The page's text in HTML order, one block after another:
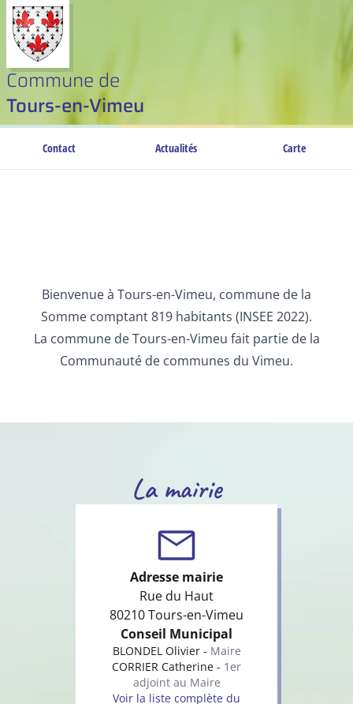
Commune de
Tours-en-Vimeu
Contact Actualités Carte
Bienvenue à Tours-en-Vimeu, commune de la
Somme comptant 819 habitants (INSEE 2022).
La commune de Tours-en-Vimeu fait partie de la
Communauté de communes du Vimeu.
La mairie
Adresse mairie
Rue du Haut
80210 Tours-en-Vimeu
Conseil Municipal
BLONDEL Olivier - Maire
CORRIER Catherine - 1er
adjoint au Maire
Voir la liste complète du